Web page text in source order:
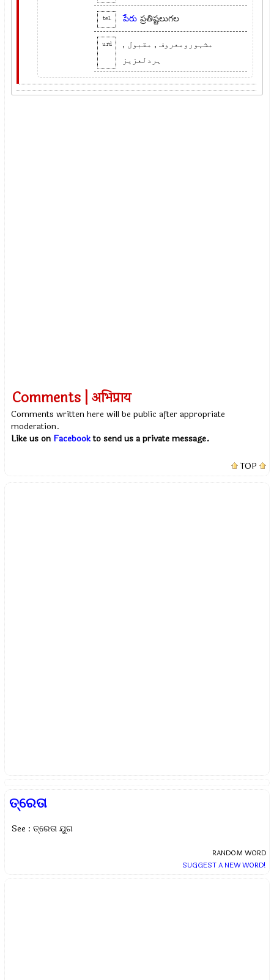
tel పేరు ప్రతిష్టలుగల
urd
مشہورومعروف , مقبول ,
ہردلعزیز
Comments | अभिप्राय
Comments written here will be public after appropriate
moderation.
Like us on Facebookto send us a private message.
TOP
ତ୍ରେତା
See : ତ୍ରେତା ଯୁଗ
RANDOM WORD
SUGGEST A NEW WORD!